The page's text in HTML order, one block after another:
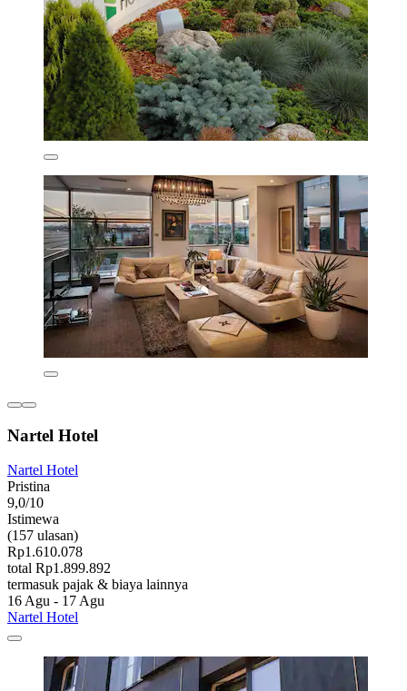
Nartel Hotel
Nartel Hotel
Pristina
9,0/10
Istimewa
(157 ulasan)
Rp1.610.078
total Rp1.899.892
termasuk pajak & biaya lainnya
16 Agu - 17 Agu
Nartel Hotel